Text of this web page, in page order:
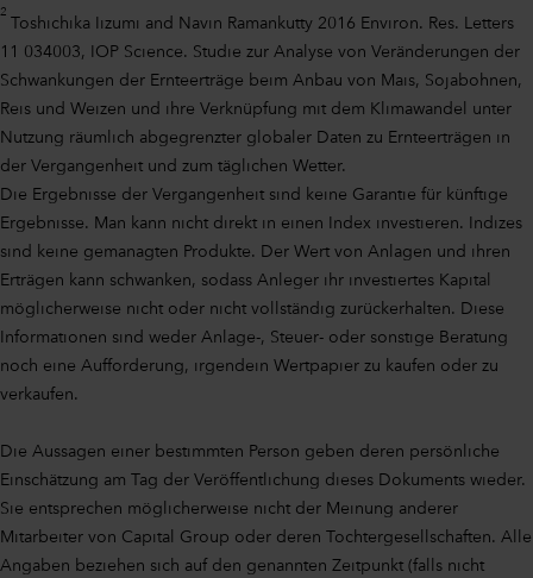
2
Toshichika Iizumi and Navin Ramankutty 2016 Environ. Res. Letters
11 034003, IOP Science. Studie zur Analyse von Veränderungen der
Schwankungen der Ernteerträge beim Anbau von Mais, Sojabohnen,
Reis und Weizen und ihre Verknüpfung mit dem Klimawandel unter
Nutzung räumlich abgegrenzter globaler Daten zu Ernteerträgen in
der Vergangenheit und zum täglichen Wetter.
Die Ergebnisse der Vergangenheit sind keine Garantie für künftige
Ergebnisse. Man kann nicht direkt in einen Index investieren. Indizes
sind keine gemanagten Produkte. Der Wert von Anlagen und ihren
Erträgen kann schwanken, sodass Anleger ihr investiertes Kapital
möglicherweise nicht oder nicht vollständig zurückerhalten. Diese
Informationen sind weder Anlage-, Steuer- oder sonstige Beratung
noch eine Aufforderung, irgendein Wertpapier zu kaufen oder zu
verkaufen.
Die Aussagen einer bestimmten Person geben deren persönliche
Einschätzung am Tag der Veröffentlichung dieses Dokuments wieder.
Sie entsprechen möglicherweise nicht der Meinung anderer
Mitarbeiter von Capital Group oder deren Tochtergesellschaften. Alle
Angaben beziehen sich auf den genannten Zeitpunkt (falls nicht